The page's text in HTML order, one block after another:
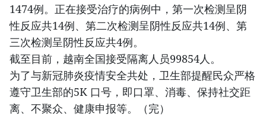
1474例。正在接受治疗的病例中，第一次检测呈阴
性反应共14例、第二次检测呈阴性反应共14例、第
三次检测呈阴性反应共4例。
截至目前，越南全国接受隔离人员99854人。
为了与新冠肺炎疫情安全共处，卫生部提醒民众严格
遵守卫生部的5K 口号，即口罩、消毒、保持社交距
离、不聚众、健康申报等。（完）